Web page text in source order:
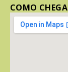
COMO